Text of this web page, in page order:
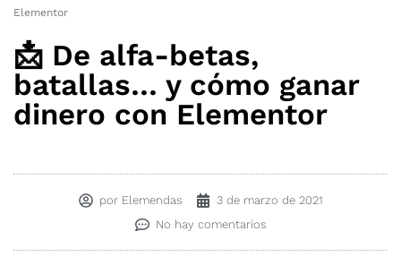
Elementor
📩 De alfa-betas,
batallas… y cómo ganar
dinero con Elementor
porElemendas
3 de marzo de 2021
No hay comentaríos